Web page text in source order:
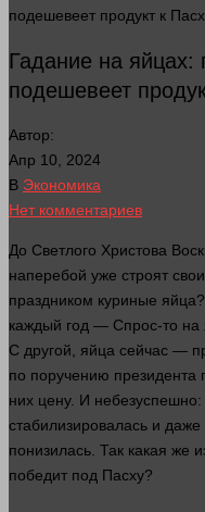
подешевеет продукт к
Гадание на яйцах:
подешевеет
Автор:
Апр 10, 2024
В Экономика
Нет комментариев
До Светлого Христова
наперебой уже строят
праздником куриные
каждый год — Спрос-то на
С другой , яйца сейчас —
по поручению президента
них цену. И
стабилизировалась и
понизилась. Так какая же
победит под Пасху?